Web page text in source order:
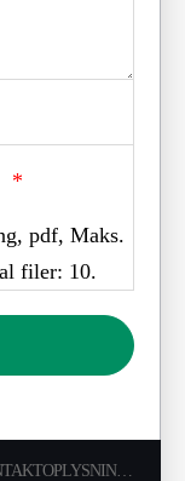
*
pdf, Maks.
filer: 10.